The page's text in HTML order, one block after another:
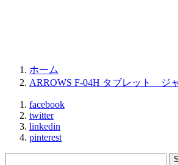
ホーム
ARROWS F-04H タブレット ジ
facebook
twitter
linkedin
pinterest